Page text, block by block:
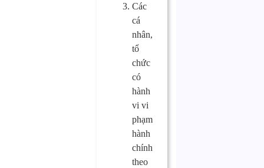
Các
cá
nhân,
tổ
chức
có
hành
vi vi
phạm
hành
chính
theo